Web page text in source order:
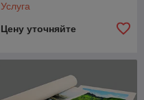
Услуга
Цену уточняйте